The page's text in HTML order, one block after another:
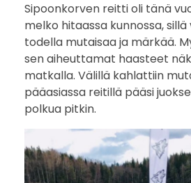
Sipoonkorven reitti oli tänä
melko hitaassa kunnossa,
todella mutaisaa ja märkää.
sen aiheuttamat haasteet
matkalla. Välillä kahlattiin
pääasiassa reitillä pääsi
polkua pitkin.